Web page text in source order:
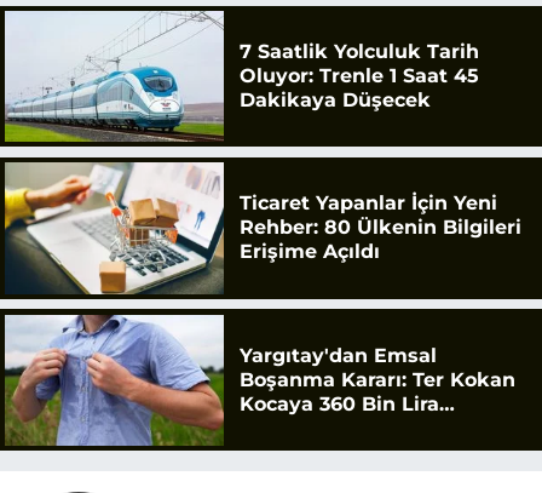
7 Saatlik Yolculuk Tarih
Oluyor: Trenle 1 Saat 45
Dakikaya Düşecek
Ticaret Yapanlar İçin Yeni
Rehber: 80 Ülkenin Bilgileri
Erişime Açıldı
Yargıtay'dan Emsal
Boşanma Kararı: Ter Kokan
Kocaya 360 Bin Lira